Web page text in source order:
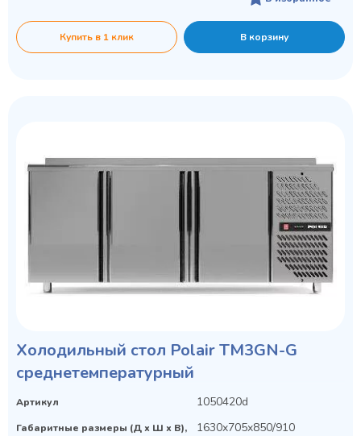
Купить в 1 клик В корзину
Холодильный стол Polair TM3GN-G
среднетемпературный
Артикул 1050420d
Габаритные размеры (Д х Ш х В),
1630x705x850/910